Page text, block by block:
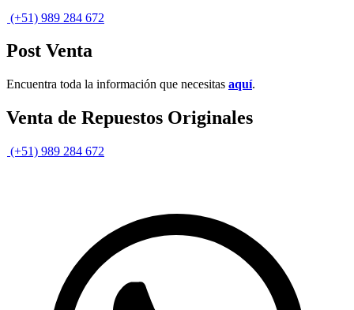
(+51) 989 284 672
Post Venta
Encuentra toda la información que necesitas aquí.
Venta de Repuestos Originales
(+51) 989 284 672